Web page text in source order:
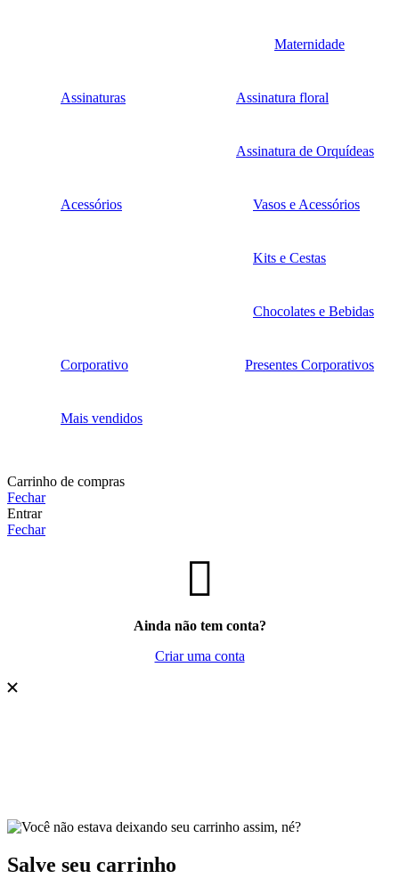
Maternidade
Assinaturas Assinatura floral
Assinatura de Orquídeas
Acessórios Vasos e Acessórios
Kits e Cestas
Chocolates e Bebidas
Corporativo Presentes Corporativos
Mais vendidos
Carrinho de compras
Fechar
Entrar
Fechar
Ainda não tem conta?
Criar uma conta
Salve seu carrinho